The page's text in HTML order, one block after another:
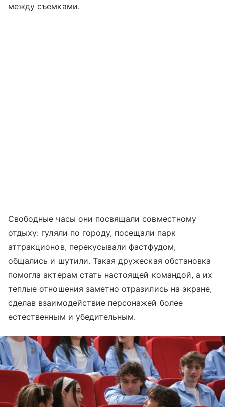
между съемками.
Свободные часы они посвящали совместному
отдыху: гуляли по городу, посещали парк
аттракционов, перекусывали фастфудом,
общались и шутили. Такая дружеская обстановка
помогла актерам стать настоящей командой, а их
теплые отношения заметно отразились на экране,
сделав взаимодействие персонажей более
естественным и убедительным.